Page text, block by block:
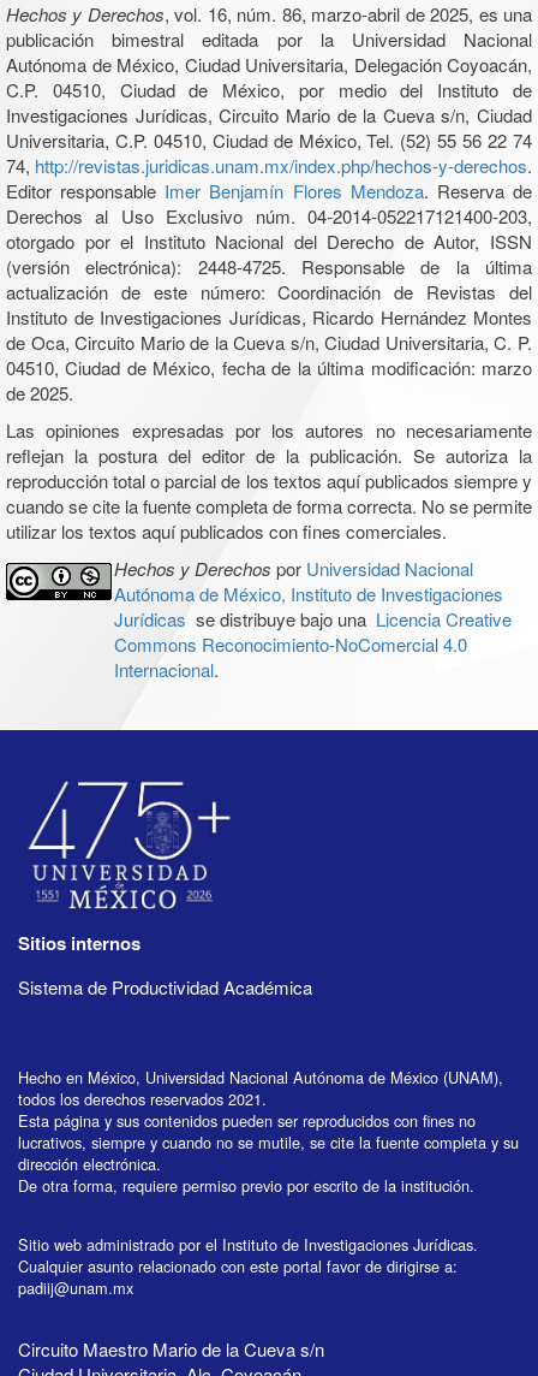
Hechos y Derechos, vol. 16, núm. 86, marzo-abril de 2025, es una
publicación bimestral editada por la Universidad Nacional
Autónoma de México, Ciudad Universitaria, Delegación Coyoacán,
C.P. 04510, Ciudad de México, por medio del Instituto de
Investigaciones Jurídicas, Circuito Mario de la Cueva s/n, Ciudad
Universitaria, C.P. 04510, Ciudad de México, Tel. (52) 55 56 22 74
74, http://revistas.juridicas.unam.mx/index.php/hechos-y-derechos.
Editor responsable Imer Benjamín Flores Mendoza. Reserva de
Derechos al Uso Exclusivo núm. 04-2014-052217121400-203,
otorgado por el Instituto Nacional del Derecho de Autor, ISSN
(versión electrónica): 2448-4725. Responsable de la última
actualización de este número: Coordinación de Revistas del
Instituto de Investigaciones Jurídicas, Ricardo Hernández Montes
de Oca, Circuito Mario de la Cueva s/n, Ciudad Universitaria, C. P.
04510, Ciudad de México, fecha de la última modificación: marzo
de 2025.
Las opiniones expresadas por los autores no necesariamente
reflejan la postura del editor de la publicación. Se autoriza la
reproducción total o parcial de los textos aquí publicados siempre y
cuando se cite la fuente completa de forma correcta. No se permite
utilizar los textos aquí publicados con fines comerciales.
Hechos y Derechos por Universidad Nacional
Autónoma de México, Instituto de Investigaciones
Jurídicas se distribuye bajo una Licencia Creative
Commons Reconocimiento-NoComercial 4.0
Internacional.
Sitios internos
Sistema de Productividad Académica
Hecho en México, Universidad Nacional Autónoma de México (UNAM),
todos los derechos reservados 2021.
Esta página y sus contenidos pueden ser reproducidos con fines no
lucrativos, siempre y cuando no se mutile, se cite la fuente completa y su
dirección electrónica.
De otra forma, requiere permiso previo por escrito de la institución.
Sitio web administrado por el Instituto de Investigaciones Jurídicas.
Cualquier asunto relacionado con este portal favor de dirigirse a:
padiij@unam.mx
Circuito Maestro Mario de la Cueva s/n